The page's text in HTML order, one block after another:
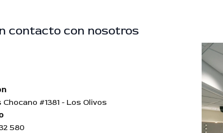
contacto con nosotros
#1381 - Los Olivos
580